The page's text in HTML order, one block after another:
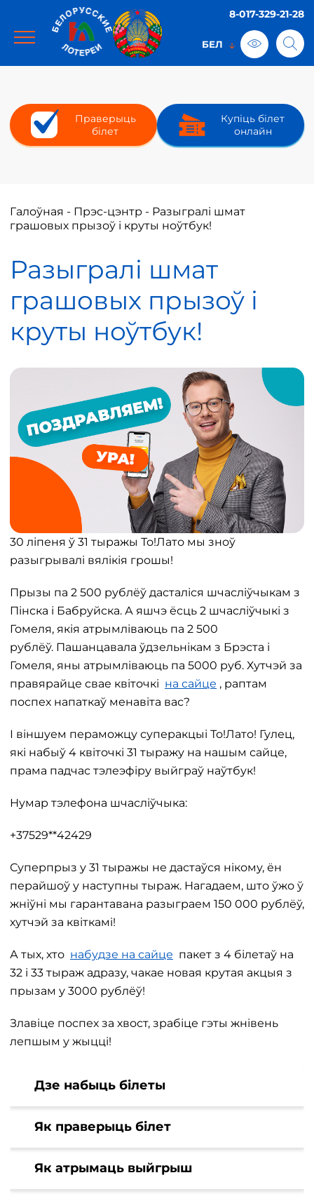
8-017-329-21-28
Праверыць
білет
Купіць білет
онлайн
Галоўная - Прэс-цэнтр - Разыгралі шмат
грашовых прызоў і круты ноўтбук!
Разыгралі шмат
грашовых прызоў і
круты ноўтбук!
30 ліпеня ў 31 тыражы То!Лато мы зноў
разыгрывалі вялікія грошы!
Прызы па 2 500 рублёў дасталіся шчасліўчыкам з
Пінска і Бабруйска. А яшчэ ёсць 2 шчасліўчыкі з
Гомеля, якія атрымліваюць па 2 500
рублёў. Пашанцавала ўдзельнікам з Брэста і
Гомеля, яны атрымліваюць па 5000 руб. Хутчэй за
правярайце свае квіточкі на сайце , раптам
поспех напаткаў менавіта вас?
І віншуем пераможцу суперакцыі То!Лато! Гулец,
які набыў 4 квіточкі 31 тыражу на нашым сайце,
прама падчас тэлеэфіру выйграў наўтбук!
Нумар тэлефона шчасліўчыка:
+37529**42429
Суперпрыз у 31 тыражы не дастаўся нікому, ён
перайшоў у наступны тыраж. Нагадаем, што ўжо ў
жніўні мы гарантавана разыграем 150 000 рублёў,
хутчэй за квіткамі!
А тых, хто набудзе на сайце пакет з 4 білетаў на
32 і 33 тыраж адразу, чакае новая крутая акцыя з
прызам у 3000 рублёў!
Злавіце поспех за хвост, зрабіце гэты жнівень
лепшым у жыцці!
Дзе набыць білеты
Як праверыць білет
Як атрымаць выйгрыш